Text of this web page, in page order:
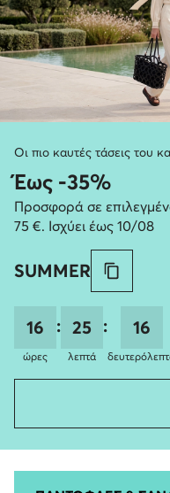
Οι πιο καυτές τάσεις του
Έως -35%
Προσφορά σε
75 €. Ισχύει έως 10/08
SUMMER
16
ώρες
: 25
λεπτά
: 15